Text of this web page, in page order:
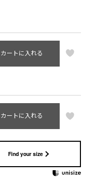
カートに入れる
カートに入れる
Find your size